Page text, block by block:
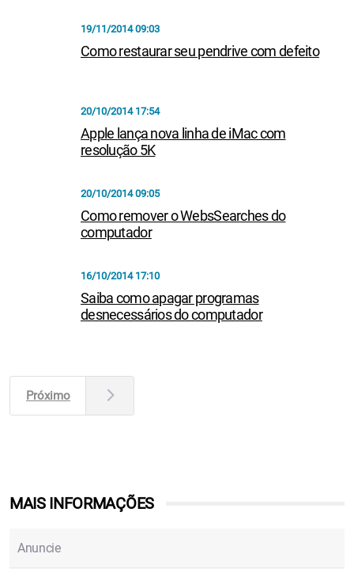
19/11/2014 09:03
Como restaurar seu pendrive com defeito
20/10/2014 17:54
Apple lança nova linha de iMac com
resolução 5K
20/10/2014 09:05
Como remover o WebsSearches do
computador
16/10/2014 17:10
Saiba como apagar programas
desnecessários do computador
Próximo
MAIS INFORMAÇÕES
Anuncie